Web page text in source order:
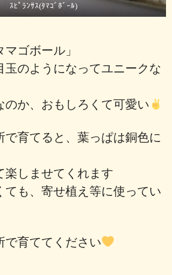
ｽﾋﾟﾗﾝｻｽ(ﾀﾏｺﾞﾎﾞｰﾙ)
マゴボール」
玉のようになってユニークな
のか、おもしろくて可愛い
で育てると、葉っぱは銅色に
楽しませてくれます
ても、寄せ植え等に使ってい
で育ててください